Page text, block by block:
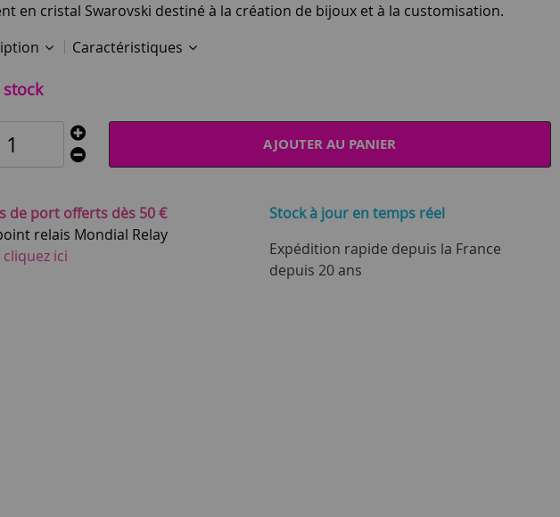
en cristal Swarovski destiné à la création de bijoux et à la customisation.
Caractéristiques
stock
AJOUTER AU PANIER
de port offerts dès 50 €
relais Mondial Relay
cliquez ici
Stock à jour en temps réel
Expédition rapide depuis la France
depuis 20 ans